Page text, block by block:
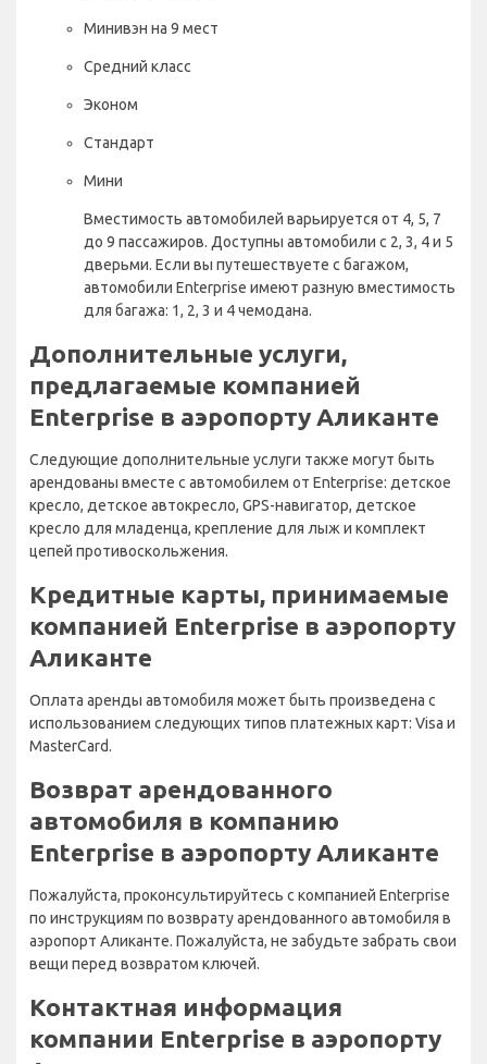
Минивэн на 9 мест
Средний класс
Эконом
Стандарт
Мини
Вместимость автомобилей варьируется от 4, 5, 7
до 9 пассажиров. Доступны автомобили с 2, 3, 4 и 5
дверьми. Если вы путешествуете с багажом,
автомобили Enterprise имеют разную вместимость
для багажа: 1, 2, 3 и 4 чемодана.
Дополнительные услуги,
предлагаемые компанией
Enterprise в аэропорту Аликанте
Следующие дополнительные услуги также могут быть
арендованы вместе с автомобилем от Enterprise: детское
кресло, детское автокресло, GPS-навигатор, детское
кресло для младенца, крепление для лыж и комплект
цепей противоскольжения.
Кредитные карты, принимаемые
компанией Enterprise в аэропорту
Аликанте
Оплата аренды автомобиля может быть произведена с
использованием следующих типов платежных карт: Visa и
MasterCard.
Возврат арендованного
автомобиля в компанию
Enterprise в аэропорту Аликанте
Пожалуйста, проконсультируйтесь с компанией Enterprise
по инструкциям по возврату арендованного автомобиля в
аэропорт Аликанте. Пожалуйста, не забудьте забрать свои
вещи перед возвратом ключей.
Контактная информация
компании Enterprise в аэропорту